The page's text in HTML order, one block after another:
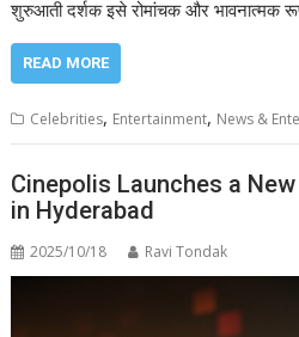
शुरुआती दर्शक इसे रोमांचक और भावनात्मक
READ MORE
Celebrities, Entertainment, News &
Cinepolis Launches a
in Hyderabad
2025/10/18 Ravi Tondak